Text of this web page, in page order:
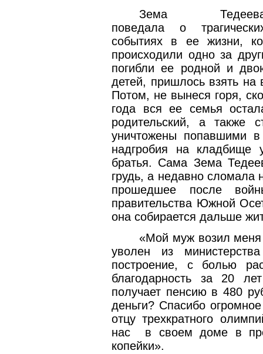
Зема
поведала о
событиях в ее жизни,
происходили одно за
погибли ее родной и
детей, пришлось взять на
Потом, не вынеся горя,
года вся ее семья
родительский, а также
уничтожены попавшими
надгробия на
братья. Сама Зема
грудь, а недавно сломала
прошедшее после
правительства Южной
она собирается дальше
«Мой муж возил меня
уволен из
построение, с болью
благодарность за 20
получает пенсию в 480
деньги? Спасибо
отцу трехкратного
нас
в своем доме в
копейки».